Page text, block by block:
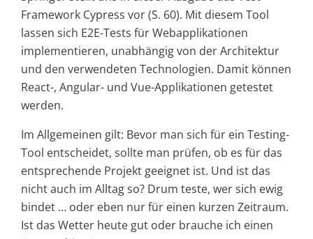
Framework Cypress vor (S. 60). Mit diesem Tool
lassen sich E2E-Tests für Webapplikationen
implementieren, unabhängig von der Architektur
und den verwendeten Technologien. Damit können
React-, Angular- und Vue-Applikationen getestet
werden.
Im Allgemeinen gilt: Bevor man sich für ein Testing-
Tool entscheidet, sollte man prüfen, ob es für das
entsprechende Projekt geeignet ist. Und ist das
nicht auch im Alltag so? Drum teste, wer sich ewig
bindet … oder eben nur für einen kurzen Zeitraum.
Ist das Wetter heute gut oder brauche ich einen